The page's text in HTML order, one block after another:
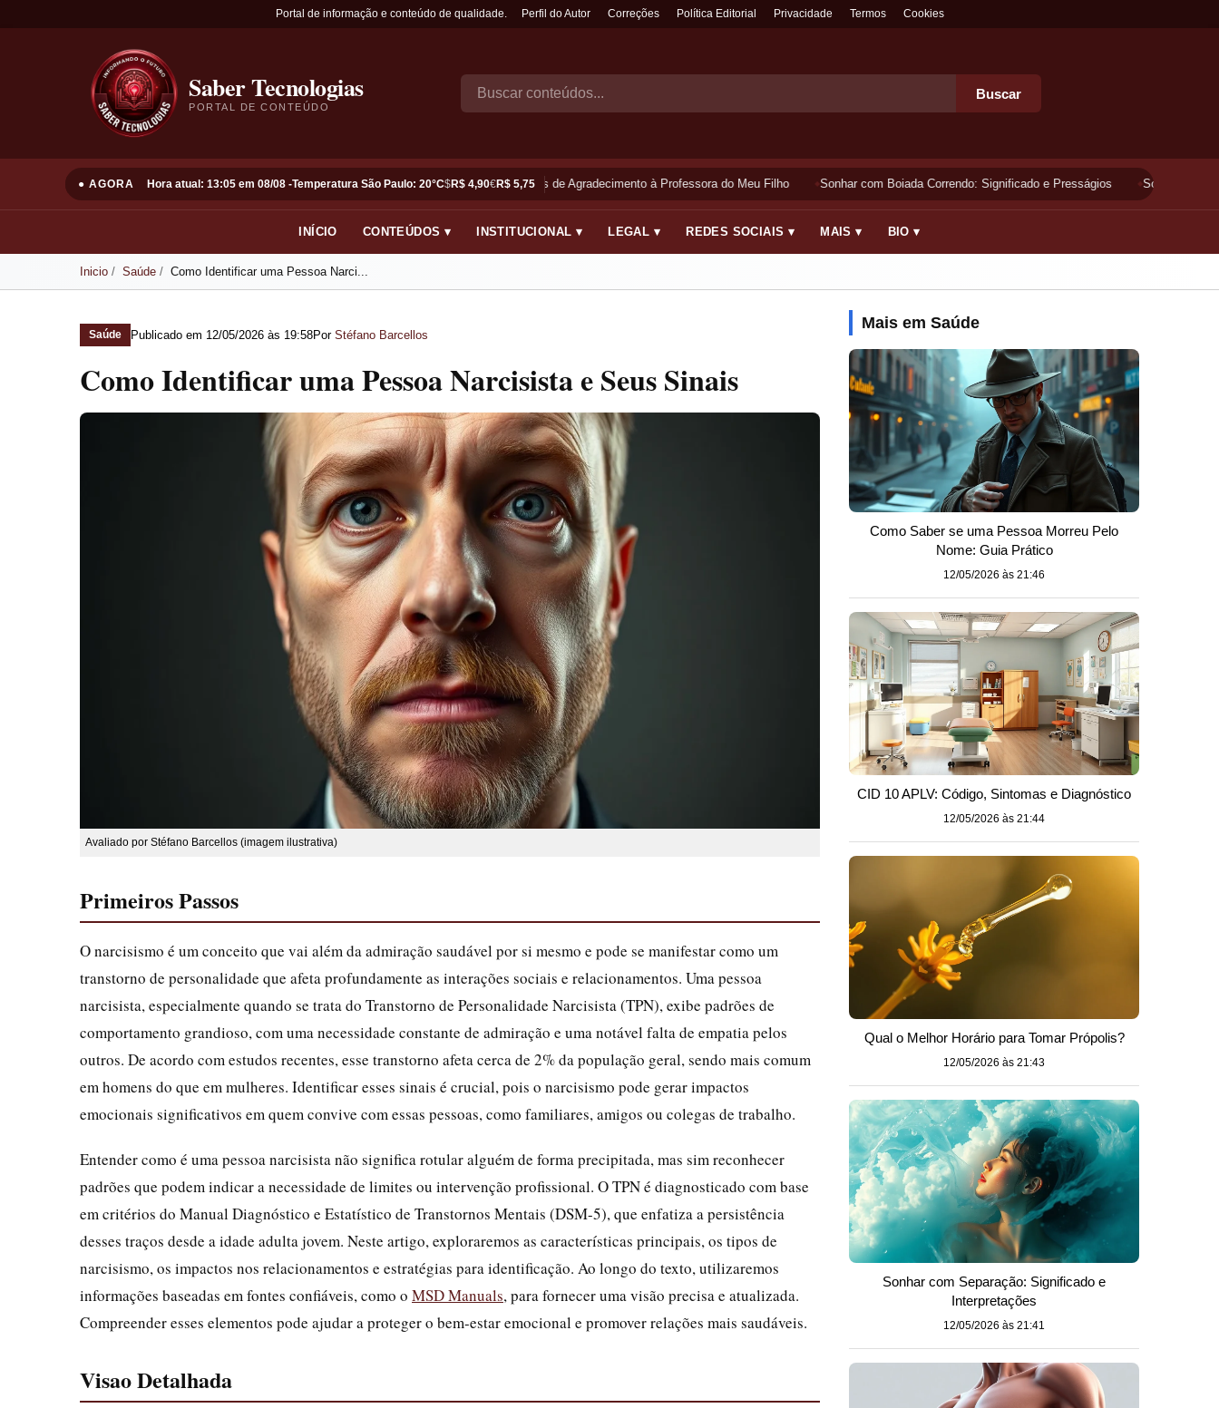
Portal de informação e conteúdo de qualidade. Perfil do Autor Correções Política Editorial Privacidade Termos Cookies
Saber Tecnologias
PORTAL DE CONTEÚDO
Buscar
● AGORA Hora atual: 13:05 em 08/08 -Temperatura São Paulo: 20°C$R$ 4,90€R$ 5,75
Frases de Agradecimento à Professora do Meu Filho Sonhar com Boiada Correndo: Significado e Presságios Sonhar
INÍCIO CONTEÚDOS ▾ INSTITUCIONAL ▾ LEGAL ▾ REDES SOCIAIS ▾ MAIS ▾ BIO ▾
Inicio Saúde Como Identificar uma Pessoa Narci...
Saúde Publicado em 12/05/2026 às 19:58Por Stéfano Barcellos
Como Identificar uma Pessoa Narcisista e Seus Sinais
Avaliado por Stéfano Barcellos (imagem ilustrativa)
Primeiros Passos
O narcisismo é um conceito que vai além da admiração saudável por si mesmo e pode se manifestar como um
transtorno de personalidade que afeta profundamente as interações sociais e relacionamentos. Uma pessoa
narcisista, especialmente quando se trata do Transtorno de Personalidade Narcisista (TPN), exibe padrões de
comportamento grandioso, com uma necessidade constante de admiração e uma notável falta de empatia pelos
outros. De acordo com estudos recentes, esse transtorno afeta cerca de 2% da população geral, sendo mais comum
em homens do que em mulheres. Identificar esses sinais é crucial, pois o narcisismo pode gerar impactos
emocionais significativos em quem convive com essas pessoas, como familiares, amigos ou colegas de trabalho.
Entender como é uma pessoa narcisista não significa rotular alguém de forma precipitada, mas sim reconhecer
padrões que podem indicar a necessidade de limites ou intervenção profissional. O TPN é diagnosticado com base
em critérios do Manual Diagnóstico e Estatístico de Transtornos Mentais (DSM-5), que enfatiza a persistência
desses traços desde a idade adulta jovem. Neste artigo, exploraremos as características principais, os tipos de
narcisismo, os impactos nos relacionamentos e estratégias para identificação. Ao longo do texto, utilizaremos
informações baseadas em fontes confiáveis, como o MSD Manuals, para fornecer uma visão precisa e atualizada.
Compreender esses elementos pode ajudar a proteger o bem-estar emocional e promover relações mais saudáveis.
Visao Detalhada
Mais em Saúde
Como Saber se uma Pessoa Morreu Pelo
Nome: Guia Prático
12/05/2026 às 21:46
CID 10 APLV: Código, Sintomas e Diagnóstico
12/05/2026 às 21:44
Qual o Melhor Horário para Tomar Própolis?
12/05/2026 às 21:43
Sonhar com Separação: Significado e
Interpretações
12/05/2026 às 21:41